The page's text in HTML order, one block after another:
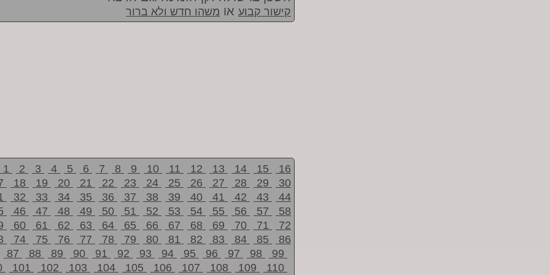
קישור קבוע או משהו חדש ולא ברור
1 2 3 4 5 6 7 8 9 10 11 12 13 14 15
16
18 19 20 21 22 23 24 25 26 27 28 29
30
32 33 34 35 36 37 38 39 40 41 42 43
44
46 47 48 49 50 51 52 53 54 55 56 57
58
60 61 62 63 64 65 66 67 68 69 70 71
72
74 75 76 77 78 79 80 81 82 83 84 85
86
87
88 89 90 91 92 93 94 95 96 97 98
99
101 102 103 104 105 106 107 108 109
110